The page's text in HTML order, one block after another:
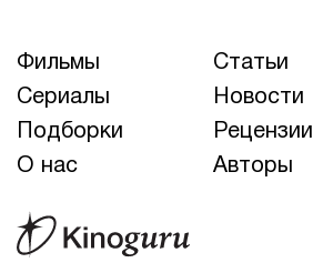
Фильмы
Статьи
Сериалы
Новости
Подборки
Рецензии
О нас
Авторы